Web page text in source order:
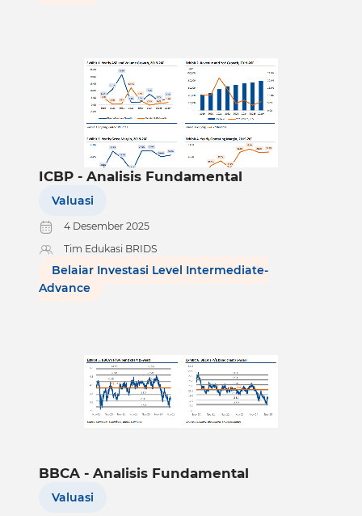
ICBP - Analisis Fundamental
Valuasi
4 Desember 2025
Tim Edukasi BRIDS
Belajar Investasi Level Intermediate-
Advance
BBCA - Analisis Fundamental
Valuasi